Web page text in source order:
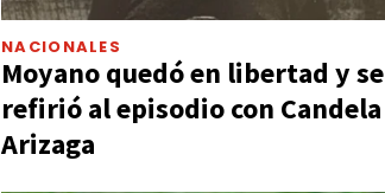
NACIONALES
Moyano quedó en libertad y se
refirió al episodio con Candela
Arizaga